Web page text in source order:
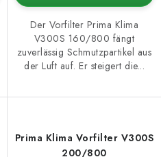
Der Vorfilter Prima Klima
V300S 160/800 fängt
zuverlässig Schmutzpartikel aus
der Luft auf. Er steigert die...
Prima Klima Vorfilter V300S
200/800